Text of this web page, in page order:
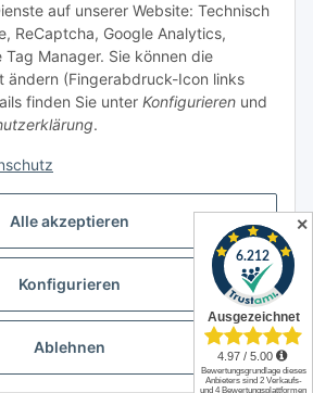
Alle akzeptieren
Konfigurieren
Ablehnen
auf unserer Website: Technisch
ReCaptcha, Google Analytics,
Tag Manager. Sie können die
ändern (Fingerabdruck-Icon links
finden Sie unter Konfigurieren und
.
Umgebung
USt., zzgl.Versand
Brettspiele
kaufen bei Allgames4you in Jülich.
✕